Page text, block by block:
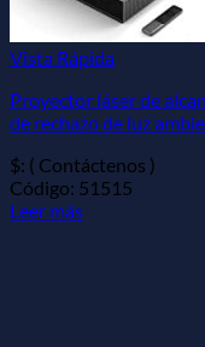
Vista Rápida
Proyector láser de
de rechazo de luz
$: ( Contáctenos )
Código: 51515
Leer más